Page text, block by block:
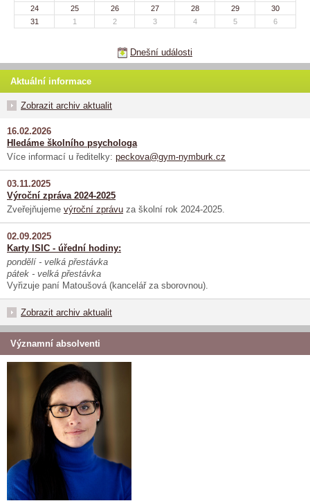
24
25 26 27 28 29
30
31
1 2 3 4 5 6
Dnešní události
Aktuální informace
Zobrazit archiv aktualit
16.02.2026
Hledáme školního psychologa
Více informací u ředitelky: peckova@gym-nymburk.cz
03.11.2025
Výroční zpráva 2024-2025
Zveřejňujeme výroční zprávu za školní rok 2024-2025.
02.09.2025
Karty ISIC - úřední hodiny:
pondělí - velká přestávka
pátek - velká přestávka
Vyřizuje paní Matoušová (kancelář za sborovnou).
Zobrazit archiv aktualit
Významní absolventi